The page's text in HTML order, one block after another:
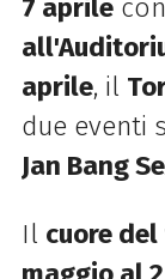
7 aprile
aprile, il
due eventi
Jan Bang
Il cuore